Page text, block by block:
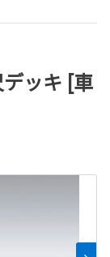
ッキ [車